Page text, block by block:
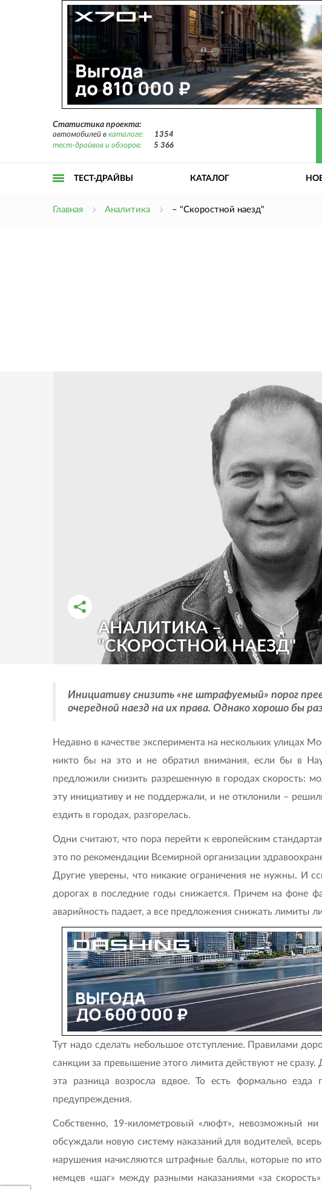
Статистика проекта:
автомобилей в каталоге:
1354
тест-драйвов и обзоров:
5 366
ТЕСТ-ДРАЙВЫ КАТАЛОГ
Главная Аналитика – "Скоростной наезд"
АНАЛИТИКА –
"СКОРОСТНОЙ НАЕЗД"
РАССКАЗАТЬ ВО ВКОНТАКТЕ
РАССКАЗАТЬ В ОДНОКЛАССНИКАХ
Инициативу снизить «не штрафуемый» порог
очередной наезд на их права. Однако хорошо бы
Недавно в качестве эксперимента на нескольких
никто бы на это и не обратил внимания, если бы в
предложили снизить разрешенную в городах скорость:
эту инициативу и не поддержали, и не отклонили –
ездить в городах, разгорелась.
Одни считают, что пора перейти к европейским
это по рекомендации Всемирной организации
Другие уверены, что никакие ограничения не нужны. И
дорогах в последние годы снижается. Причем на фоне
аварийность падает, а все предложения снижать лимиты
Тут надо сделать небольшое отступление. Правилами
санкции за превышение этого лимита действуют не
эта разница возросла вдвое. То есть формально
предупреждения.
Собственно, 19-километровый «люфт», невозможный
обсуждали новую систему наказаний для водителей,
нарушения начисляются штрафные баллы, которые по
немцев «шаг» между разными наказаниями «за